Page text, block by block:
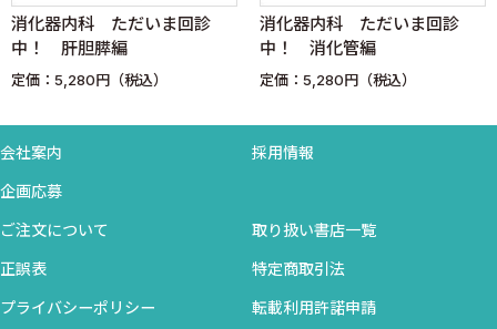
消化器内科 ただいま回診
中！ 肝胆膵編
定価：5,280円（税込）
消化器内科 ただいま回診
中！ 消化管編
定価：5,280円（税込）
会社案内 採用情報
企画応募
ご注文について 取り扱い書店一覧
正誤表 特定商取引法
プライバシーポリシー 転載利用許諾申請